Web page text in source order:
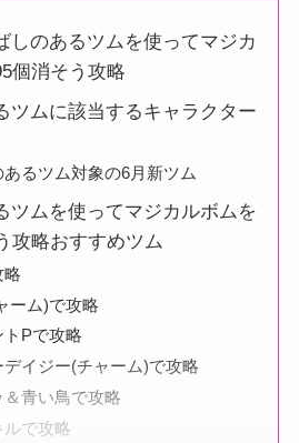
しのあるツムを使ってマジカ
個消そう攻略
ツムに該当するキャラクター
あるツム対象の6月新ツム
ツムを使ってマジカルボムを
攻略おすすめツム
略
ーム)で攻略
Pで攻略
デイジー(チャーム)で攻略
＆青い鳥で攻略
ルで攻略